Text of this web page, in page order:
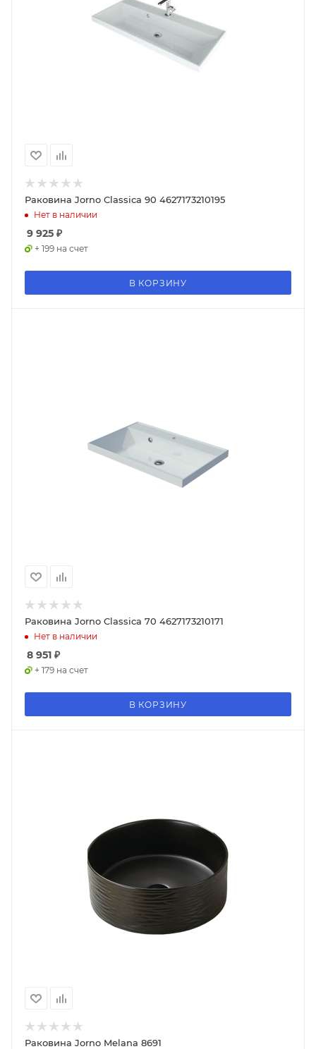
Раковина Jorno Classica 90 4627173210195
Нет в наличии
9 925 ₽
+ 199 на счет
В КОРЗИНУ
Раковина Jorno Classica 70 4627173210171
Нет в наличии
8 951 ₽
+ 179 на счет
В КОРЗИНУ
Раковина Jorno Melana 8691